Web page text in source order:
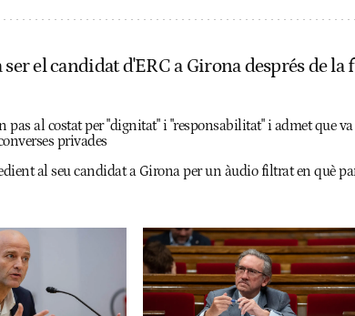
el candidat d'ERC a Girona després de
pas al costat per "dignitat" i "responsabilitat" i admet que
privades
al seu candidat a Girona per un àudio filtrat en què